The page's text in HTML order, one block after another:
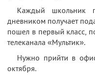
Каждый
дневником получает
пошел в первый класс,
телеканала «Мультик».
Нужно прийти в
октября.